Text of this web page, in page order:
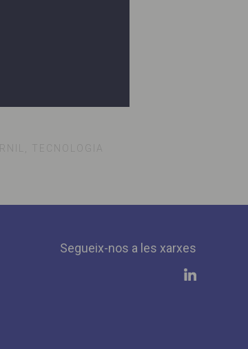
TECNOLOGIA
Segueix-nos a les xarxes